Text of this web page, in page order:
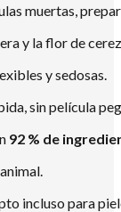
muertas,
y la flor de
y sedosas.
sin película
92 % de
incluso para